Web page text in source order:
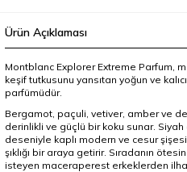
Ürün Açıklaması
Montblanc Explorer Extreme Parfum,
keşif tutkusunu yansıtan yoğun ve
parfümüdür.
Bergamot, paçuli, vetiver, amber ve
derinlikli ve güçlü bir koku sunar.
deseniyle kaplı modern ve cesur
şıklığı bir araya getirir. Sıradanın
isteyen maceraperest erkeklerden